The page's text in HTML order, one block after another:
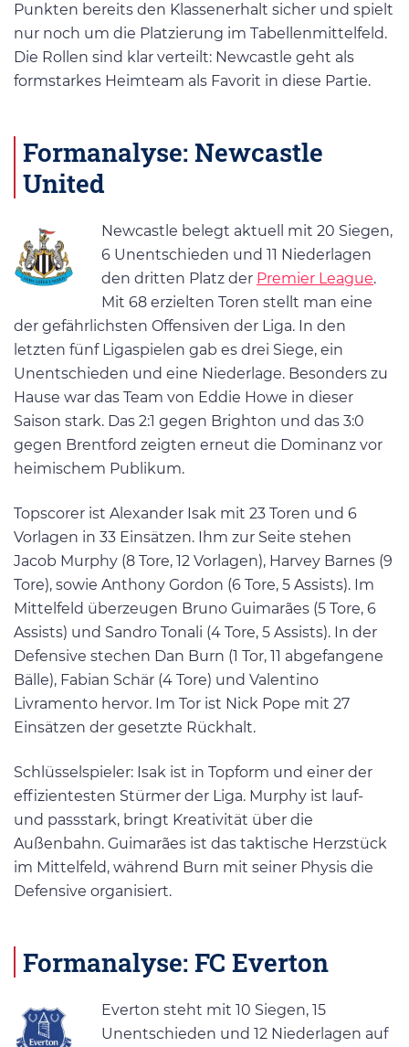
Punkten bereits den Klassenerhalt sicher und spielt
nur noch um die Platzierung im Tabellenmittelfeld.
Die Rollen sind klar verteilt: Newcastle geht als
formstarkes Heimteam als Favorit in diese Partie.
Formanalyse: Newcastle
United
Newcastle belegt aktuell mit 20 Siegen,
6 Unentschieden und 11 Niederlagen
den dritten Platz der Premier League.
Mit 68 erzielten Toren stellt man eine
der gefährlichsten Offensiven der Liga. In den
letzten fünf Ligaspielen gab es drei Siege, ein
Unentschieden und eine Niederlage. Besonders zu
Hause war das Team von Eddie Howe in dieser
Saison stark. Das 2:1 gegen Brighton und das 3:0
gegen Brentford zeigten erneut die Dominanz vor
heimischem Publikum.
Topscorer ist Alexander Isak mit 23 Toren und 6
Vorlagen in 33 Einsätzen. Ihm zur Seite stehen
Jacob Murphy (8 Tore, 12 Vorlagen), Harvey Barnes (9
Tore), sowie Anthony Gordon (6 Tore, 5 Assists). Im
Mittelfeld überzeugen Bruno Guimarães (5 Tore, 6
Assists) und Sandro Tonali (4 Tore, 5 Assists). In der
Defensive stechen Dan Burn (1 Tor, 11 abgefangene
Bälle), Fabian Schär (4 Tore) und Valentino
Livramento hervor. Im Tor ist Nick Pope mit 27
Einsätzen der gesetzte Rückhalt.
Schlüsselspieler: Isak ist in Topform und einer der
effizientesten Stürmer der Liga. Murphy ist lauf-
und passstark, bringt Kreativität über die
Außenbahn. Guimarães ist das taktische Herzstück
im Mittelfeld, während Burn mit seiner Physis die
Defensive organisiert.
Formanalyse: FC Everton
Everton steht mit 10 Siegen, 15
Unentschieden und 12 Niederlagen auf